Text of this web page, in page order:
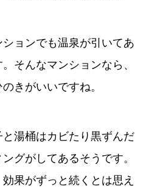
ョンでも温泉が引いてあ
そんなマンションなら、
きがいいですね。
湯桶はカビたり黒ずんだ
グがしてあるそうです。
果がずっと続くとは思え